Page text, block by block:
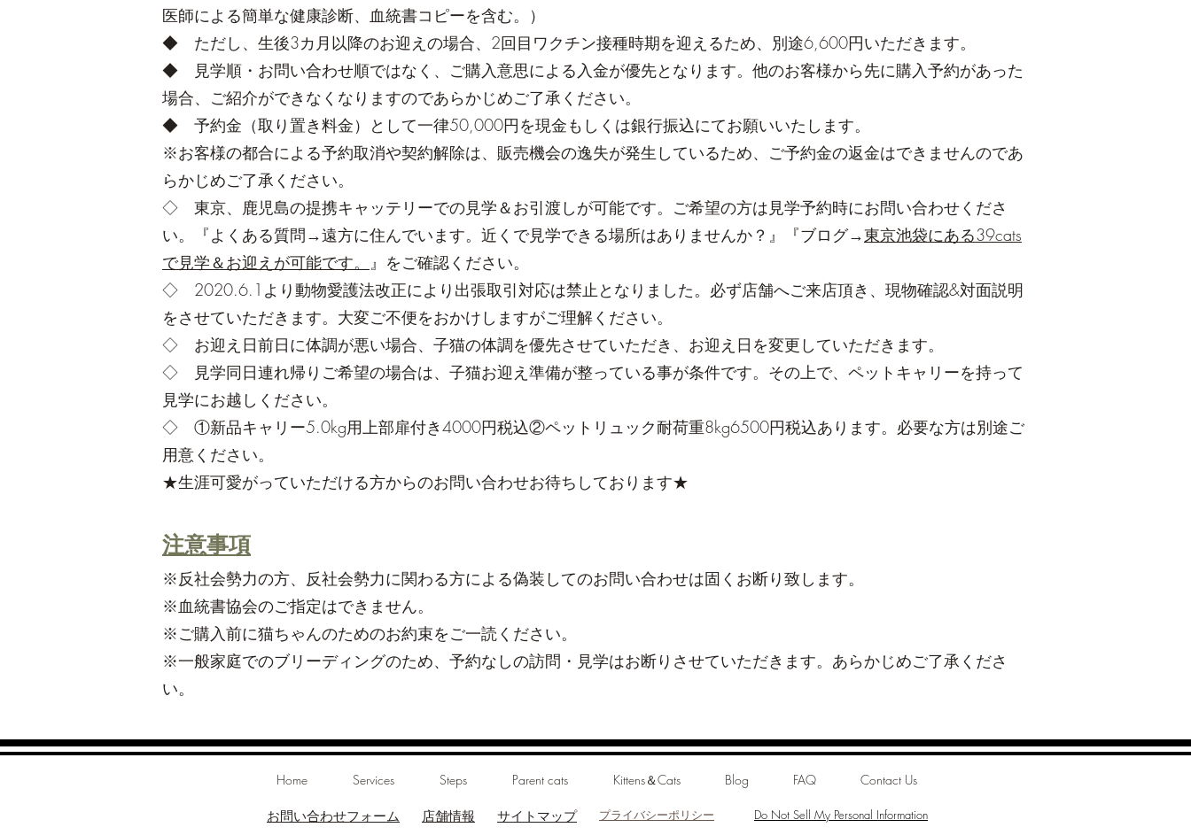
医師による簡単な健康診断、血統書コピーを含む。）
◆ ただし、生後3カ月以降のお迎えの場合、2回目ワクチン接種時期を迎えるため、別途6,600円いただきます。
◆ 見学順・お問い合わせ順ではなく、ご購入意思による入金が優先となります。他のお客様から先に購入予約があった
場合、ご紹介ができなくなりますのであらかじめご了承ください。
◆ 予約金（取り置き料金）として一律50,000円を現金もしくは銀行振込にてお願いいたします。
※お客様の都合による予約取消や契約解除は、販売機会の逸失が発生しているため、ご予約金の返金はできませんのであ
らかじめご了承ください。
◇ 東京、鹿児島の提携キャッテリーでの見学＆お引渡しが可能です。ご希望の方は見学予約時にお問い合わせくださ
い。『よくある質問→遠方に住んでいます。近くで見学できる場所はありませんか？』『ブログ→東京池袋にある39cats
で見学＆お迎えが可能です。 』をご確認ください。
◇ 2020.6.1より動物愛護法改正により出張取引対応は禁止となりました。必ず店舗へご来店頂き、現物確認&対面説明
をさせていただきます。大変ご不便をおかけしますがご理解ください。
◇ お迎え日前日に体調が悪い場合、子猫の体調を優先させていただき、お迎え日を変更していただきます。
◇ 見学同日連れ帰りご希望の場合は、子猫お迎え準備が整っている事が条件です。その上で、ペットキャリーを持って
見学にお越しください。
◇ ①新品キャリー5.0kg用上部扉付き4000円税込②ペットリュック耐荷重8kg6500円税込あります。必要な方は別途ご
用意ください。
★生涯可愛がっていただける方からのお問い合わせお待ちしております★
注意事項
※反社会勢力の方、反社会勢力に関わる方による偽装してのお問い合わせは固くお断り致します。
※血統書協会のご指定はできません。
※ご購入前に猫ちゃんのためのお約束をご一読ください。
※一般家庭でのブリーディングのため、予約なしの訪問・見学はお断りさせていただきます。あらかじめご了承くださ
い。
Home Services Steps Parent cats Kittens＆Cats Blog FAQ Contact Us
お問い合わせフォーム 店舗情報 ​サイトマップ プライバシーポリシー Do Not Sell My Personal Information